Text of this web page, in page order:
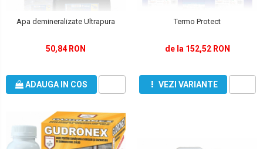
Apa demineralizate Ultrapura
50,84 RON
ADAUGA IN COS
Termo Protect
de la 152,52 RON
VEZI VARIANTE